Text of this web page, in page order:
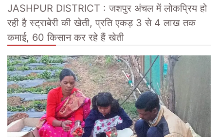
JASHPUR DISTRICT : जशपुर अंचल में लोकप्रिय हो
रही है स्ट्राबेरी की खेती, प्रति एकड़ 3 से 4 लाख तक
कमाई, 60 किसान कर रहे हैं खेती